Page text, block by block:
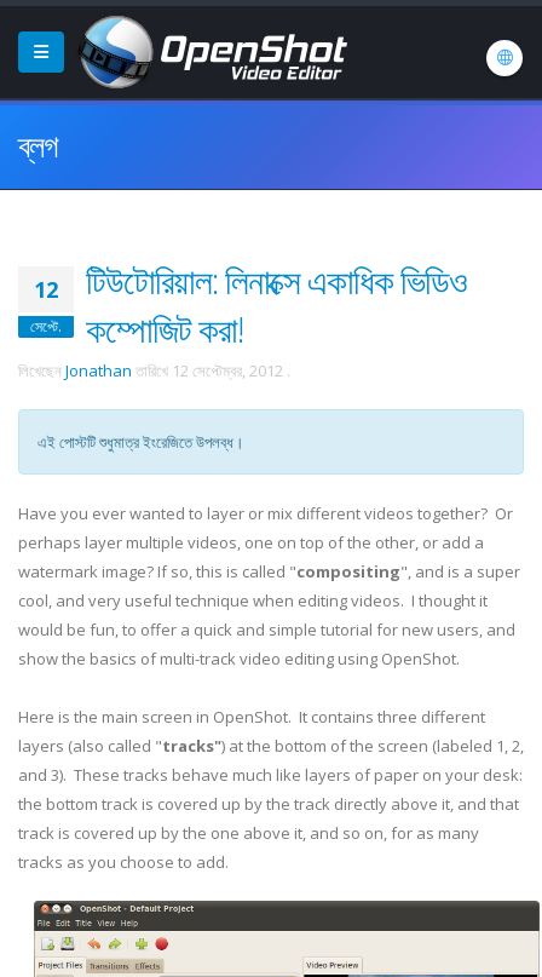
ব্লগ
12
সেপ্টে.
টিউটোরিয়াল: লিনাক্সে একাধিক ভিডিও
কম্পোজিট করা!
লিখেছেন Jonathan তারিখে 12 সেপ্টেম্বর, 2012 .
এই পোস্টটি শুধুমাত্র ইংরেজিতে উপলব্ধ।
Have you ever wanted to layer or mix different videos together? Or
perhaps layer multiple videos, one on top of the other, or add a
watermark image? If so, this is called "compositing", and is a super
cool, and very useful technique when editing videos. I thought it
would be fun, to offer a quick and simple tutorial for new users, and
show the basics of multi-track video editing using OpenShot.
Here is the main screen in OpenShot. It contains three different
layers (also called "tracks") at the bottom of the screen (labeled 1, 2,
and 3). These tracks behave much like layers of paper on your desk:
the bottom track is covered up by the track directly above it, and that
track is covered up by the one above it, and so on, for as many
tracks as you choose to add.